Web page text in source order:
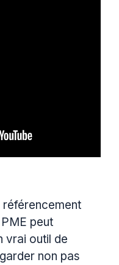
peut
vrai outil de
non pas